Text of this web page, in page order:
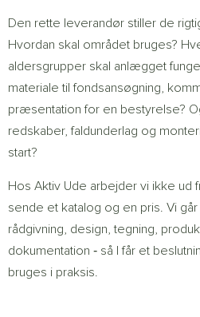
Den rette leverandør stiller de
Hvordan skal området bruges?
aldersgrupper skal anlægget
materiale til fondsansøgning,
præsentation for en bestyrelse?
redskaber, faldunderlag og
start?
Hos Aktiv Ude arbejder vi ikke ud
sende et katalog og en pris. Vi
rådgivning, design, tegning,
dokumentation ‐ så I får et
bruges i praksis.